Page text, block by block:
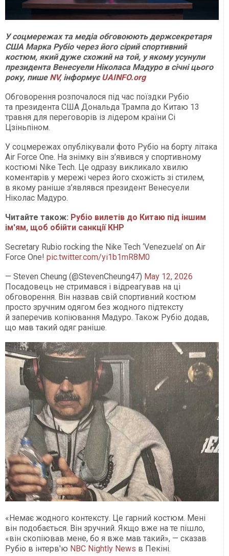
У соцмережах та медіа обговоюють держсекретаря
США Марка Рубіо через його сірий спортивний
костюм, який дуже схожий на той, у якому усунули
президента Венесуели Ніколаса Мадуро в січні цього
року, пише NV, інформуєUAINFO.org
Обговорення розпочалося під час поїздки Рубіо
та президента США Дональда Трампа до Китаю 13
травня для переговорів із лідером країни Сі
Цзіньпіном.
У соцмережах опублікували фото Рубіо на борту літака
Air Force One. На знімку він з’явився у спортивному
костюмі Nike Tech. Це одразу викликало хвилю
коментарів у мережі через його схожість зі стилем,
в якому раніше з’являвся президент Венесуели
Ніколас Мадуро.
Читайте також: Рубіо вилетів до Китаю під іншим
ім'ям, щоб обійти санкції КНР
Secretary Rubio rocking the Nike Tech ‘Venezuela’ on Air
Force One! pic.twitter.com/yi1b1mR8M0
— Steven Cheung (@StevenCheung47) May 12, 2026
Посадовець не стримався і відреагував на ці
обговорення. Він назвав свій спортивний костюм
просто зручним одягом без жодного підтексту
й заперечив копіювання Мадуро. Також Рубіо додав,
що мав такий одяг раніше.
«Немає жодного контексту. Це гарний костюм. Мені
він подобається. Він зручний. Якщо вже на те пішло,
«він скопіював мене, бо я вже мав такий», — сказав
Рубіо в інтерв'ю NBC Nightly News в Пекіні.